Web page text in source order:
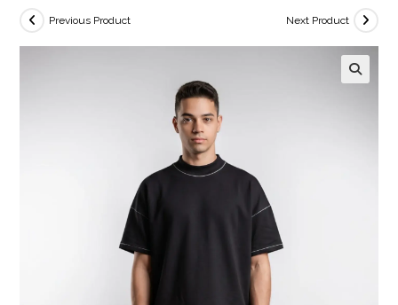
Previous Product Next Product